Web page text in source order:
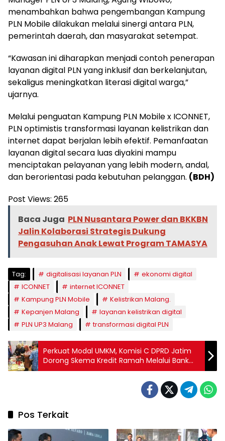
menambahkan bahwa pengembangan Kampung
PLN Mobile dilakukan melalui sinergi antara PLN,
pemerintah daerah, dan masyarakat setempat.
“Kawasan ini diharapkan menjadi contoh penerapan
layanan digital PLN yang inklusif dan berkelanjutan,
sekaligus meningkatkan literasi digital warga,”
ujarnya.
Melalui penguatan Kampung PLN Mobile x ICONNET,
PLN optimistis transformasi layanan kelistrikan dan
internet dapat berjalan lebih efektif. Pemanfaatan
layanan digital secara luas diyakini mampu
menciptakan pelayanan yang lebih modern, andal,
dan berorientasi pada kebutuhan pelanggan. (BDH)
Post Views: 265
Baca Juga PLN Nusantara Power dan BKKBN
Jalin Kolaborasi Strategis Dukung
Pengasuhan Anak Lewat Program TAMASYA
Tag: digitalisasi layanan PLN
ekonomi digital
ICONNET
internet ICONNET
Kampung PLN Mobile
Kelistrikan Malang.
Kepanjen Malang
layanan kelistrikan digital
PLN UP3 Malang
transformasi digital PLN
Perkuat Modal UMKM, Komisi C DPRD Jatim
Dorong Skema Kredit Ramah Melalui Bank
Jatim dan BPR
Pos Terkait